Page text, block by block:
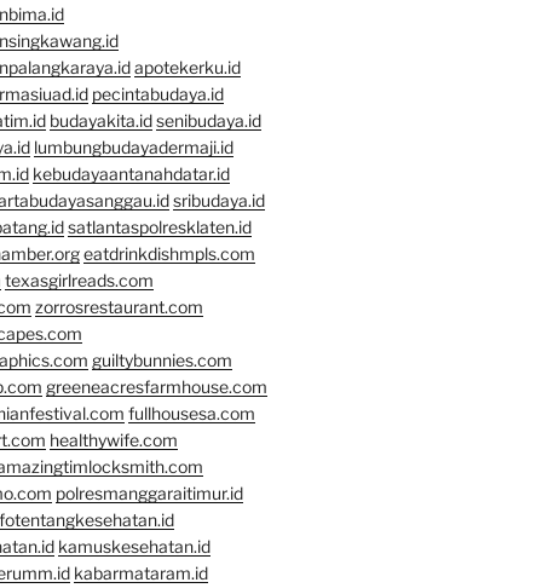
apotekerku.id
pecintabudaya.id
budayakita.id senibudaya.id
lumbungbudayadermaji.id
kebudayaantanahdatar.id
sribudaya.id
satlantaspolresklaten.id
eatdrinkdishmpls.com
texasgirlreads.com
zorrosrestaurant.com
guiltybunnies.com
greeneacresfarmhouse.com
fullhousesa.com
healthywife.com
polresmanggaraitimur.id
kamuskesehatan.id
kabarmataram.id